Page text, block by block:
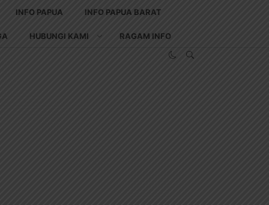
INFO PAPUA INFO PAPUA BARAT
HUBUNGI KAMI RAGAM INFO